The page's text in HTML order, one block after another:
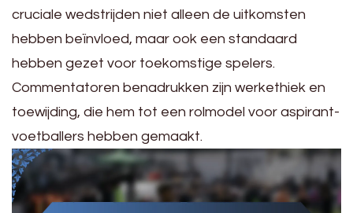
cruciale wedstrijden niet alleen de uitkomsten
hebben beïnvloed, maar ook een standaard
hebben gezet voor toekomstige spelers.
Commentatoren benadrukken zijn werkethiek en
toewijding, die hem tot een rolmodel voor aspirant-
voetballers hebben gemaakt.